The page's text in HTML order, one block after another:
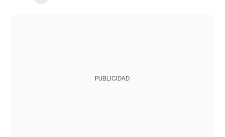
PUBLICIDAD